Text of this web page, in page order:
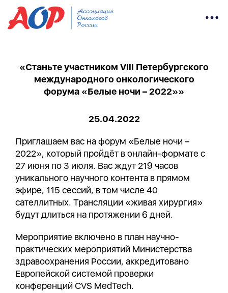
«Станьте участником VIII Петербургского
международного онкологического
форума «Белые ночи – 2022»»
25.04.2022
Приглашаем вас на форум «Белые ночи –
2022», который пройдёт в онлайн-формате с
27 июня по 3 июля. Вас ждут 219 часов
уникального научного контента в прямом
эфире, 115 сессий, в том числе 40
сателлитных. Трансляции «живая хирургия»
будут длиться на протяжении 6 дней.
Мероприятие включено в план научно-
практических мероприятий Министерства
здравоохранения России, аккредитовано
Европейской системой проверки
конференций CVS MedTech.